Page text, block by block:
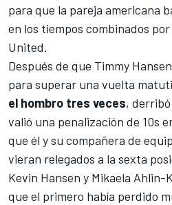
para que la pareja americana
en los tiempos combinados
United.
Después de que Timmy
para superar una vuelta
el hombro tres veces,
valió una penalización de 10s
que él y su compañera de
vieran relegados a la sexta
Kevin Hansen y Mikaela
que el primero había perdido